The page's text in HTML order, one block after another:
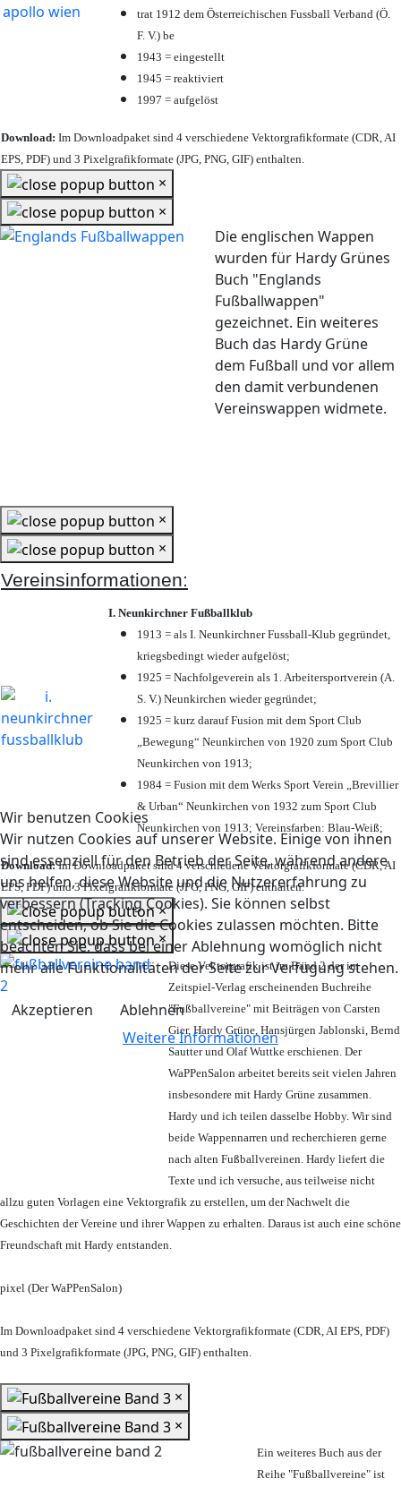
Wir benutzen Cookies
Wir nutzen Cookies auf unserer Website. Einige von ihnen
sind essenziell für den Betrieb der Seite, während andere
uns helfen, diese Website und die Nutzererfahrung zu
verbessern (Tracking Cookies). Sie können selbst
entscheiden, ob Sie die Cookies zulassen möchten. Bitte
beachten Sie, dass bei einer Ablehnung womöglich nicht
mehr alle Funktionalitäten der Seite zur Verfügung stehen.
Akzeptieren
Ablehnen
Weitere Informationen
trat 1912 dem Österreichischen Fussball Verband (Ö.
F. V.) be
1943 = eingestellt
1945 = reaktiviert
1997 = aufgelöst
Download: Im Downloadpaket sind 4 verschiedene Vektorgrafikformate (CDR, AI
EPS, PDF) und 3 Pixelgrafikformate (JPG, PNG, GIF) enthalten.
×
×
Die englischen Wappen
wurden für Hardy Grünes
Buch "Englands
Fußballwappen"
gezeichnet. Ein weiteres
Buch das Hardy Grüne
dem Fußball und vor allem
den damit verbundenen
Vereinswappen widmete.
×
×
Vereinsinformationen:
I. Neunkirchner Fußballklub
1913 = als I. Neunkirchner Fussball-Klub gegründet,
kriegsbedingt wieder aufgelöst;
1925 = Nachfolgeverein als 1. Arbeitersportverein (A.
S. V.) Neunkirchen wieder gegründet;
1925 = kurz darauf Fusion mit dem Sport Club
„Bewegung“ Neunkirchen von 1920 zum Sport Club
Neunkirchen von 1913;
1984 = Fusion mit dem Werks Sport Verein „Brevillier
& Urban“ Neunkirchen von 1932 zum Sport Club
Neunkirchen von 1913; Vereinsfarben: Blau-Weiß;
Download:Im Downloadpaket sind 4 verschiedene Vektorgrafikformate (CDR, AI
EPS, PDF) und 3 Pixelgrafikformate (JPG, PNG, GIF) enthalten.
×
×
Diese Vektorgrafik ist im Band 2 der im
Zeitspiel-Verlag erscheinenden Buchreihe
"Fußballvereine" mit Beiträgen von Carsten
Gier, Hardy Grüne, Hansjürgen Jablonski, Bernd
Sautter und Olaf Wuttke erschienen. Der
WaPPenSalon arbeitet bereits seit vielen Jahren
insbesondere mit Hardy Grüne zusammen.
Hardy und ich teilen dasselbe Hobby. Wir sind
beide Wappennarren und recherchieren gerne
nach alten Fußballvereinen. Hardy liefert die
Texte und ich versuche, aus teilweise nicht
allzu guten Vorlagen eine Vektorgrafik zu erstellen, um der Nachwelt die
Geschichten der Vereine und ihrer Wappen zu erhalten. Daraus ist auch eine schöne
Freundschaft mit Hardy entstanden.
pixel (Der WaPPenSalon)
Im Downloadpaket sind 4 verschiedene Vektorgrafikformate (CDR, AI EPS, PDF)
und 3 Pixelgrafikformate (JPG, PNG, GIF) enthalten.
×
×
Ein weiteres Buch aus der
Reihe "Fußballvereine" ist